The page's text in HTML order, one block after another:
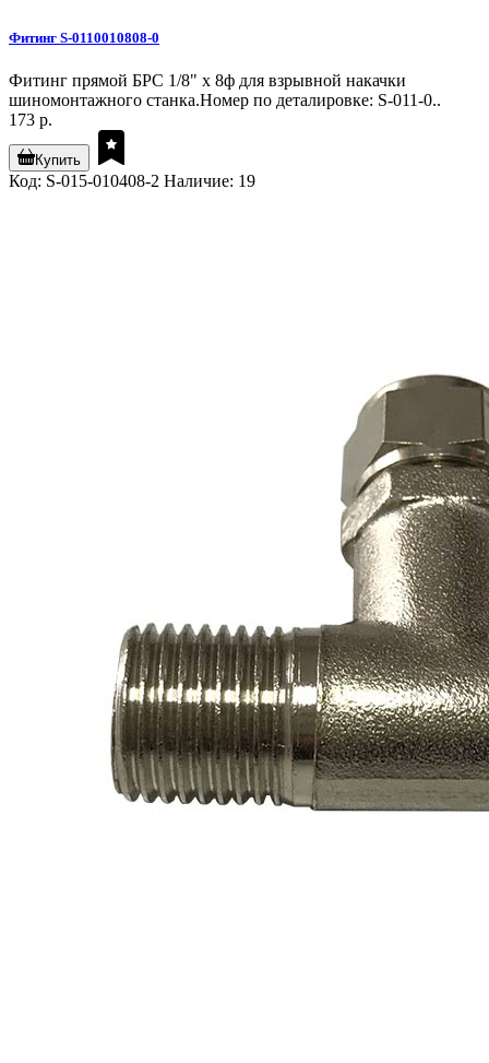
Фитинг S-0110010808-0
Фитинг прямой БРС 1/8" х 8ф для взрывной накачки
шиномонтажного станка.Номер по деталировке: S-011-0..
173 р.
Купить
Код: S-015-010408-2 Наличие: 19